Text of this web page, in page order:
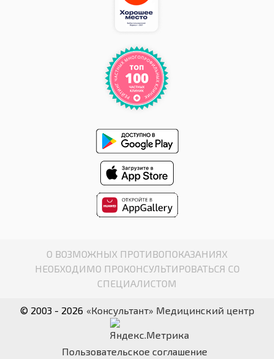
О ВОЗМОЖНЫХ ПРОТИВОПОКАЗАНИЯХ
НЕОБХОДИМО ПРОКОНСУЛЬТИРОВАТЬСЯ СО
СПЕЦИАЛИСТОМ
© 2003 - 2026 «Консультант» Медицинский центр
Пользовательское соглашение